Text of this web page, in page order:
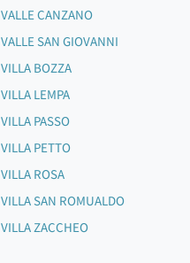
VALLE CANZANO
VALLE SAN GIOVANNI
VILLA BOZZA
VILLA LEMPA
VILLA PASSO
VILLA PETTO
VILLA ROSA
VILLA SAN ROMUALDO
VILLA ZACCHEO